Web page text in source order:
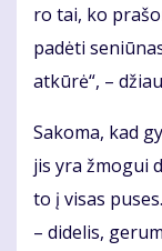
ro tai, ko
pa­dė­ti
at­kū­rė“, –
Sa­ko­ma, kad
jis yra žmo­gui
to į vi­sas
– di­de­lis,